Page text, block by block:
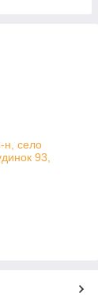
н, село
93,